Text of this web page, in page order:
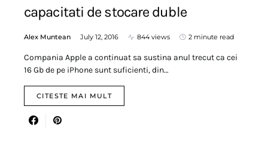
capacitati de stocare duble
Alex Muntean July 12, 2016 844 views 2 minute read
Compania Apple a continuat sa sustina anul trecut ca cei
16 Gb de pe iPhone sunt suficienti, din…
CITESTE MAI MULT